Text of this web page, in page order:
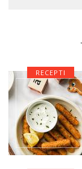
RECEPTI